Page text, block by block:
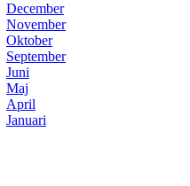
December
November
Oktober
September
Juni
Maj
April
Januari